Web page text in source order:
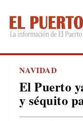
NAVIDAD
El Puerto
y séquito